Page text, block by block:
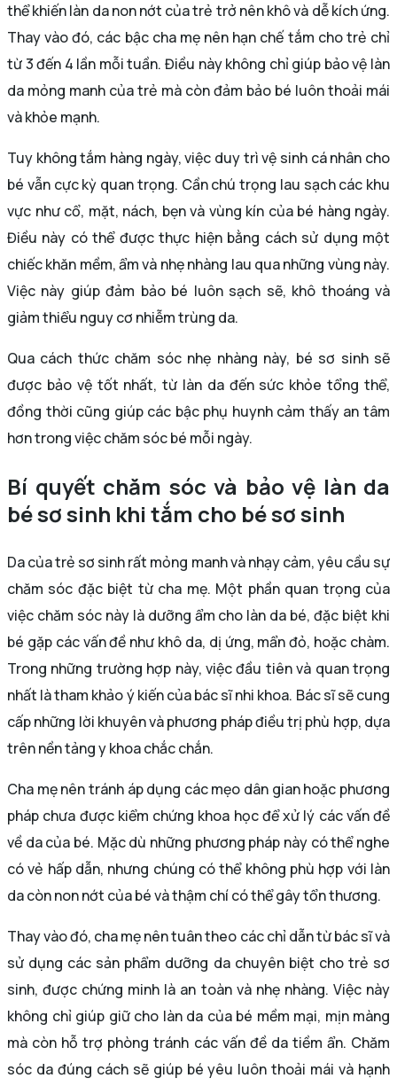
thể khiến làn da non nớt của trẻ trở nên khô và dễ kích ứng.
Thay vào đó, các bậc cha mẹ nên hạn chế tắm cho trẻ chỉ
từ 3 đến 4 lần mỗi tuần. Điều này không chỉ giúp bảo vệ làn
da mỏng manh của trẻ mà còn đảm bảo bé luôn thoải mái
và khỏe mạnh.
Tuy không tắm hàng ngày, việc duy trì vệ sinh cá nhân cho
bé vẫn cực kỳ quan trọng. Cần chú trọng lau sạch các khu
vực như cổ, mặt, nách, bẹn và vùng kín của bé hàng ngày.
Điều này có thể được thực hiện bằng cách sử dụng một
chiếc khăn mềm, ẩm và nhẹ nhàng lau qua những vùng này.
Việc này giúp đảm bảo bé luôn sạch sẽ, khô thoáng và
giảm thiểu nguy cơ nhiễm trùng da.
Qua cách thức chăm sóc nhẹ nhàng này, bé sơ sinh sẽ
được bảo vệ tốt nhất, từ làn da đến sức khỏe tổng thể,
đồng thời cũng giúp các bậc phụ huynh cảm thấy an tâm
hơn trong việc chăm sóc bé mỗi ngày.
Bí quyết chăm sóc và bảo vệ làn da
bé sơ sinh khi tắm cho bé sơ sinh
Da của trẻ sơ sinh rất mỏng manh và nhạy cảm, yêu cầu sự
chăm sóc đặc biệt từ cha mẹ. Một phần quan trọng của
việc chăm sóc này là dưỡng ẩm cho làn da bé, đặc biệt khi
bé gặp các vấn đề như khô da, dị ứng, mẩn đỏ, hoặc chàm.
Trong những trường hợp này, việc đầu tiên và quan trọng
nhất là tham khảo ý kiến của bác sĩ nhi khoa. Bác sĩ sẽ cung
cấp những lời khuyên và phương pháp điều trị phù hợp, dựa
trên nền tảng y khoa chắc chắn.
Cha mẹ nên tránh áp dụng các mẹo dân gian hoặc phương
pháp chưa được kiểm chứng khoa học để xử lý các vấn đề
về da của bé. Mặc dù những phương pháp này có thể nghe
có vẻ hấp dẫn, nhưng chúng có thể không phù hợp với làn
da còn non nớt của bé và thậm chí có thể gây tổn thương.
Thay vào đó, cha mẹ nên tuân theo các chỉ dẫn từ bác sĩ và
sử dụng các sản phẩm dưỡng da chuyên biệt cho trẻ sơ
sinh, được chứng minh là an toàn và nhẹ nhàng. Việc này
không chỉ giúp giữ cho làn da của bé mềm mại, mịn màng
mà còn hỗ trợ phòng tránh các vấn đề da tiềm ẩn. Chăm
sóc da đúng cách sẽ giúp bé yêu luôn thoải mái và hạnh